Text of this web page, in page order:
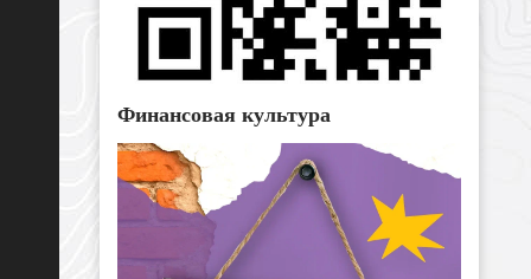
Финансовая культура